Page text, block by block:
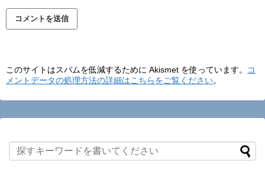
このサイトはスパムを低減するために Akismet を使っています。
コ
メントデータの処理方法の詳細はこちらをご覧ください。